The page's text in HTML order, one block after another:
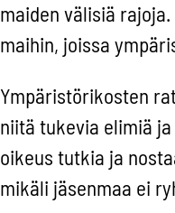
maiden välisiä
maihin, joissa
Ympäristörikosten
niitä tukevia elimiä
oikeus tutkia ja
mikäli jäsenmaa ei